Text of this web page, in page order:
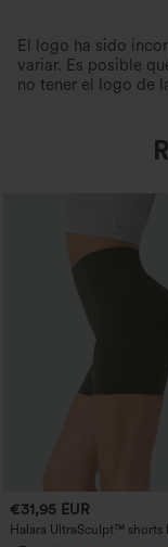
El logo ha sido
variar. Es posible
no tener el logo de
€31,95 EUR
Halara UltraSculpt™ shorts